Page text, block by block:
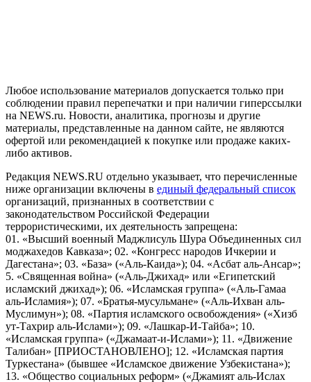
Любое использование материалов допускается только при
соблюдении правил перепечатки и при наличии гиперссылки
на NEWS.ru. Новости, аналитика, прогнозы и другие
материалы, представленные на данном сайте, не являются
офертой или рекомендацией к покупке или продаже каких-
либо активов.
Редакция NEWS.RU отдельно указывает, что перечисленные
ниже организации включены в единый федеральный список
организаций, признанных в соответствии с
законодательством Российской Федерации
террористическими, их деятельность запрещена:
01. «Высший военный Маджлисуль Шура Объединенных сил
моджахедов Кавказа»; 02. «Конгресс народов Ичкерии и
Дагестана»; 03. «База» («Аль-Каида»); 04. «Асбат аль-Ансар»;
5. «Священная война» («Аль-Джихад» или «Египетский
исламский джихад»); 06. «Исламская группа» («Аль-Гамаа
аль-Исламия»); 07. «Братья-мусульмане» («Аль-Ихван аль-
Муслимун»); 08. «Партия исламского освобождения» («Хизб
ут-Тахрир аль-Ислами»); 09. «Лашкар-И-Тайба»; 10.
«Исламская группа» («Джамаат-и-Ислами»); 11. «Движение
Талибан» [ПРИОСТАНОВЛЕНО]; 12. «Исламская партия
Туркестана» (бывшее «Исламское движение Узбекистана»);
13. «Общество социальных реформ» («Джамият аль-Ислах